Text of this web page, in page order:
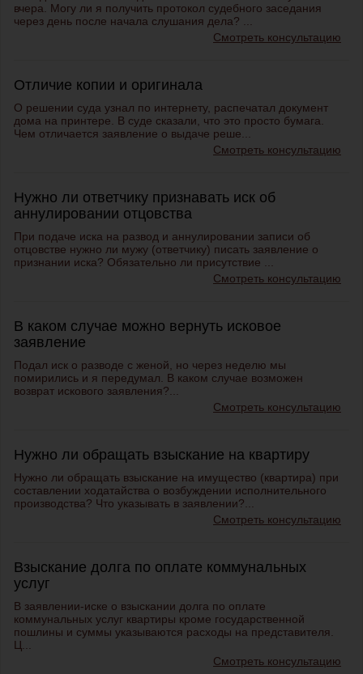
вчера. Могу ли я получить протокол судебного заседания
через день после начала слушания дела? ...
Смотреть консультацию
Отличие копии и оригинала
О решении суда узнал по интернету, распечатал документ
дома на принтере. В суде сказали, что это просто бумага.
Чем отличается заявление о выдаче реше...
Смотреть консультацию
Нужно ли ответчику признавать иск об
аннулировании отцовства
При подаче иска на развод и аннулировании записи об
отцовстве нужно ли мужу (ответчику) писать заявление о
признании иска? Обязательно ли присутствие ...
Смотреть консультацию
В каком случае можно вернуть исковое
заявление
Подал иск о разводе с женой, но через неделю мы
помирились и я передумал. В каком случае возможен
возврат искового заявления?...
Смотреть консультацию
Нужно ли обращать взыскание на квартиру
Нужно ли обращать взыскание на имущество (квартира) при
составлении ходатайства о возбуждении исполнительного
производства? Что указывать в заявлении?...
Смотреть консультацию
Взыскание долга по оплате коммунальных
услуг
В заявлении-иске о взыскании долга по оплате
коммунальных услуг квартиры кроме государственной
пошлины и суммы указываются расходы на представителя.
Ц...
Смотреть консультацию